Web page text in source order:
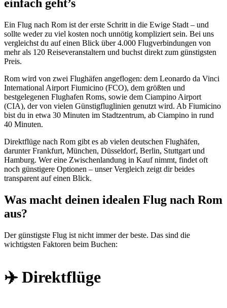
einfach geht’s
Ein Flug nach Rom ist der erste Schritt in die Ewige Stadt – und
sollte weder zu viel kosten noch unnötig kompliziert sein. Bei uns
vergleichst du auf einen Blick über 4.000 Flugverbindungen von
mehr als 120 Reiseveranstaltern und buchst direkt zum günstigsten
Preis.
Rom wird von zwei Flughäfen angeflogen: dem Leonardo da Vinci
International Airport Fiumicino (FCO), dem größten und
bestgelegenen Flughafen Roms, sowie dem Ciampino Airport
(CIA), der von vielen Günstigfluglinien genutzt wird. Ab Fiumicino
bist du in etwa 30 Minuten im Stadtzentrum, ab Ciampino in rund
40 Minuten.
Direktflüge nach Rom gibt es ab vielen deutschen Flughäfen,
darunter Frankfurt, München, Düsseldorf, Berlin, Stuttgart und
Hamburg. Wer eine Zwischenlandung in Kauf nimmt, findet oft
noch günstigere Optionen – unser Vergleich zeigt dir beides
transparent auf einen Blick.
Was macht deinen idealen Flug nach Rom
aus?
Der günstigste Flug ist nicht immer der beste. Das sind die
wichtigsten Faktoren beim Buchen:
✈️ Direktflüge